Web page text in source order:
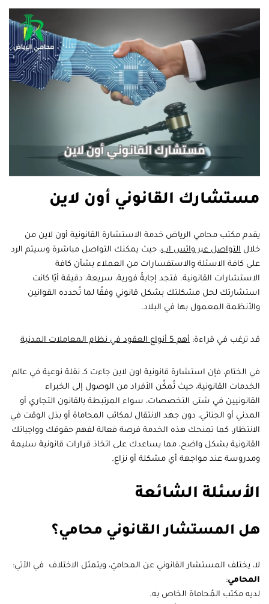
مستشارك القانوني أون لاين
يقدم مكتب محامي الرياض خدمة الاستشارة القانونية أون لاين من
خلال التواصل عبر واتس اب، حيث يمكنك التواصل مباشرة وسيتم الرد
على كافة الاسئلة والاستفسارات من العملاء بشأن كافة
الاستشارات القانونية. فتجد إجابةً فورية، سريعة، دقيقة أيًا كانت
استشارتك لحل مشكلتك بشكل قانوني وفقًا لما تُحدده القوانين
والأنظمة المعمول بها في البلاد.
قد ترغب في قراءة: أهم 5 أنواع العقود في نظام المعاملات المدنية
في الختام، فإن استشارة قانونية اون لاين جاءت كـ نقلة نوعية في عالم
الخدمات القانونية، حيث تُمكِّن الأفراد من الوصول إلى الخبراء
القانونيين في شتى التخصصات، سواء المرتبطة بالقانون التجاري أو
المدني أو الجنائي، دون جهد الانتقال لمكاتب المحاماة أو بذل الوقت في
الانتظار، كما تمنحك هذه الخدمة فرصة فعالة لفهم حقوقك وواجباتك
القانونية بشكل واضح، مما يساعدك على اتخاذ قرارات قانونية سليمة
ومدروسة عند مواجهة أي مشكلة أو نزاع.
الأسئلة الشائعة
هل المستشار القانوني محامي؟
لا، يختلف المستشار القانوني عن المحاميّ، ويتمثل الاختلاف في الآتي:
المحامي:
لديه مكتب المُحاماة الخاص به.